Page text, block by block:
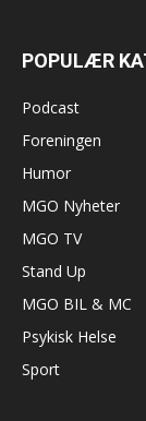
POPULÆR
Podcast
Foreningen
Humor
MGO Nyheter
MGO TV
Stand Up
MGO BIL & MC
Psykisk Helse
Sport